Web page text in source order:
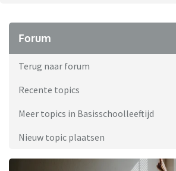
Forum
Terug naar forum
Recente topics
Meer topics in Basisschoolleeftijd
Nieuw topic plaatsen